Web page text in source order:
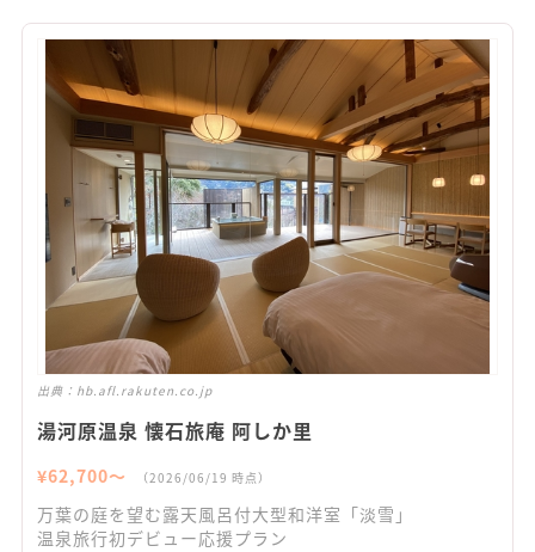
出典： hb.afl.rakuten.co.jp
湯河原温泉 懐石旅庵 阿しか里
¥62,700〜 （2026/06/19 時点）
万葉の庭を望む露天風呂付大型和洋室「淡雪」
温泉旅行初デビュー応援プラン